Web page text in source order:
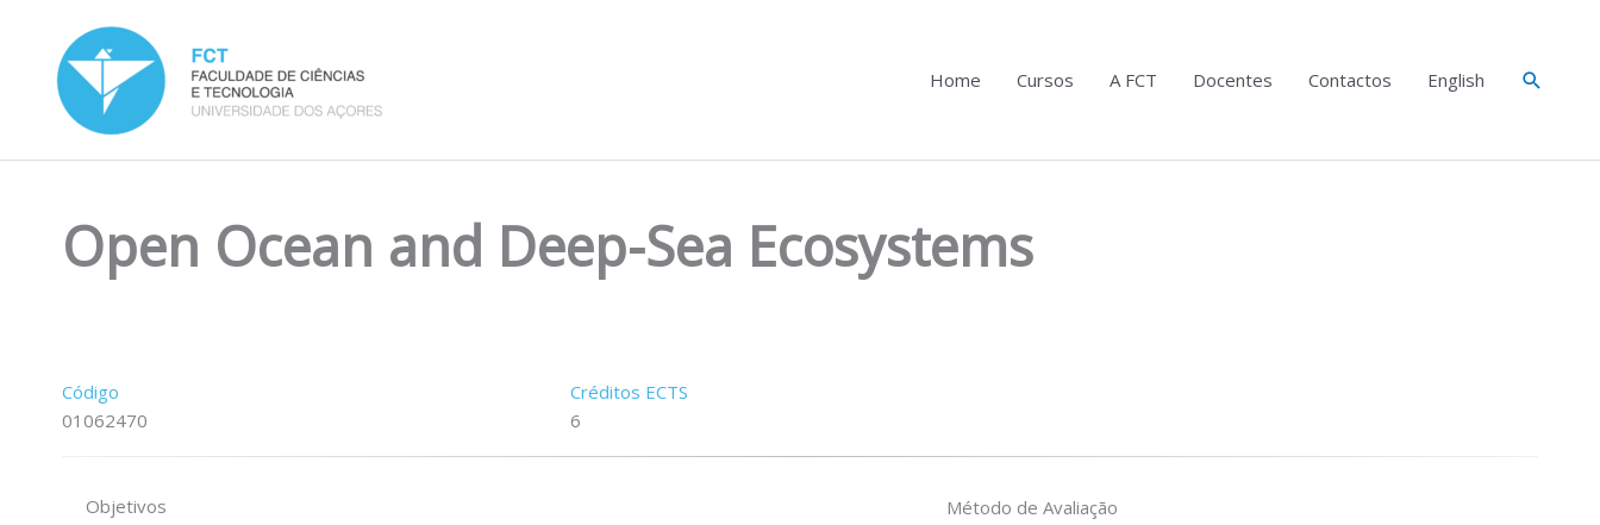
content
Home Cursos A FCT Docentes Contactos English Search
Open Ocean and Deep-Sea Ecosystems
Código
01062470
Créditos ECTS
6
Objetivos
Método de Avaliação